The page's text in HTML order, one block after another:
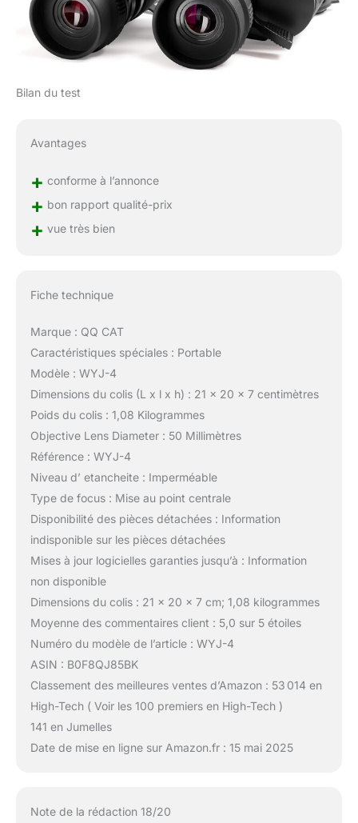
Bilan du test
Avantages
+ conforme à l’annonce
+ bon rapport qualité-prix
+ vue très bien
Fiche technique
Marque : QQ CAT
Caractéristiques spéciales : Portable
Modèle : WYJ-4
Dimensions du colis (L x l x h) : 21 x 20 x 7 centimètres
Poids du colis : 1,08 Kilogrammes
Objective Lens Diameter : 50 Millimètres
Référence : WYJ-4
Niveau d’ etancheite : Imperméable
Type de focus : Mise au point centrale
Disponibilité des pièces détachées : Information
indisponible sur les pièces détachées
Mises à jour logicielles garanties jusqu’à : Information
non disponible
Dimensions du colis : 21 x 20 x 7 cm; 1,08 kilogrammes
Moyenne des commentaires client : 5,0 sur 5 étoiles
Numéro du modèle de l’article : WYJ-4
ASIN : B0F8QJ85BK
Classement des meilleures ventes d’Amazon : 53 014 en
High-Tech ( Voir les 100 premiers en High-Tech )
141 en Jumelles
Date de mise en ligne sur Amazon.fr : 15 mai 2025
Note de la rédaction 18/20